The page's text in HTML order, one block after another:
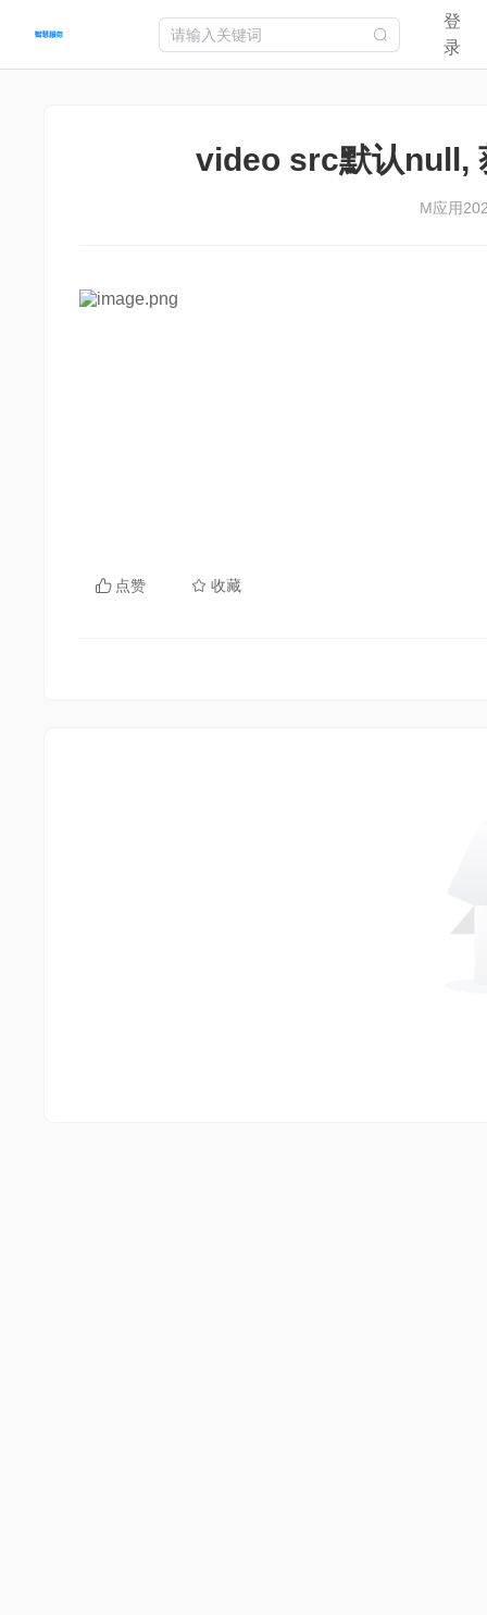
快应用 智慧卡片 快游戏开发工具 开发
登
录
video src默认null,
M应用
点赞 收藏